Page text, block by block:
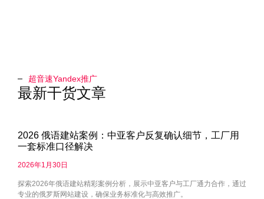
超音速Yandex推广​
最新干货文章
2026 俄语建站案例：中亚客户反复确认细节，工厂用
一套标准口径解决
2026年1月30日
探索2026年俄语建站精彩案例分析，展示中亚客户与工厂通力合作，通过
专业的俄罗斯网站建设，确保业务标准化与高效推广。